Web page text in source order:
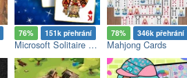
76% 151k přehrání
Microsoft Solitaire Collection
78% 346k přehrání
Mahjong Cards